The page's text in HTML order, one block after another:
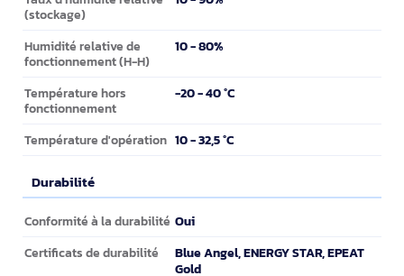
(stockage)
Humidité relative de
fonctionnement (H-H)
10 - 80%
Température hors
fonctionnement
-20 - 40 °C
Température d'opération 10 - 32,5 °C
Durabilité
Durabilité
Conformité à la durabilité Oui
Certificats de durabilité
Blue Angel, ENERGY STAR, EPEAT
Gold